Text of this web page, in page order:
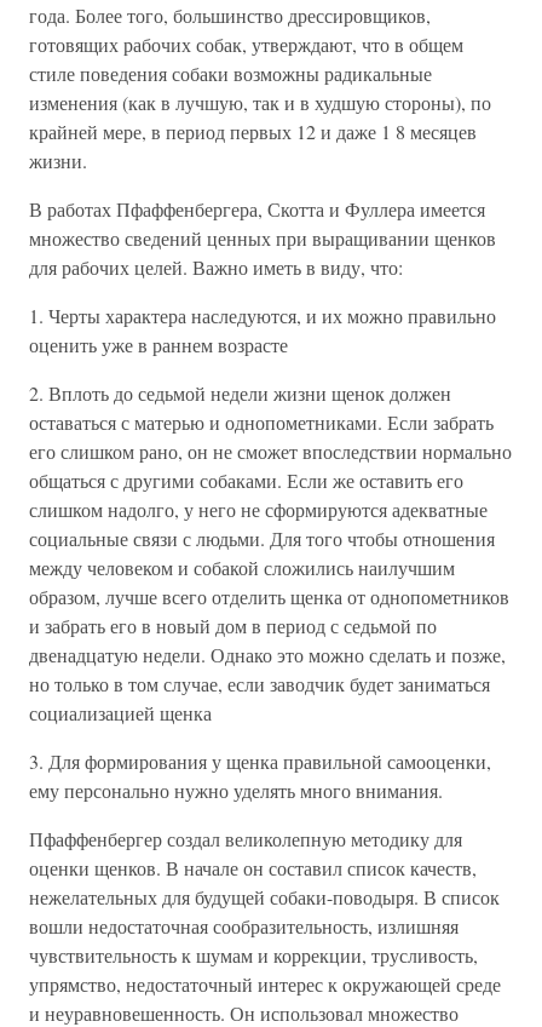
года. Более того, большинство дрессировщиков,
готовящих рабочих собак, утверждают, что в общем
стиле поведения собаки возможны радикальные
изменения (как в лучшую, так и в худшую стороны), по
крайней мере, в период первых 12 и даже 1 8 месяцев
жизни.
В работах Пфаффенбергера, Скотта и Фуллера имеется
множество сведений ценных при выращивании щенков
для рабочих целей. Важно иметь в виду, что:
1. Черты характера наследуются, и их можно правильно
оценить уже в раннем возрасте
2. Вплоть до седьмой недели жизни щенок должен
оставаться с матерью и однопометниками. Если забрать
его слишком рано, он не сможет впоследствии нормально
общаться с другими собаками. Если же оставить его
слишком надолго, у него не сформируются адекватные
социальные связи с людьми. Для того чтобы отношения
между человеком и собакой сложились наилучшим
образом, лучше всего отделить щенка от однопометников
и забрать его в новый дом в период с седьмой по
двенадцатую недели. Однако это можно сделать и позже,
но только в том случае, если заводчик будет заниматься
социализацией щенка
3. Для формирования у щенка правильной самооценки,
ему персонально нужно уделять много внимания.
Пфаффенбергер создал великолепную методику для
оценки щенков. В начале он составил список качеств,
нежелательных для будущей собаки-поводыря. В список
вошли недостаточная сообразительность, излишняя
чувствительность к шумам и коррекции, трусливость,
упрямство, недостаточный интерес к окружающей среде
и неуравновешенность. Он использовал множество